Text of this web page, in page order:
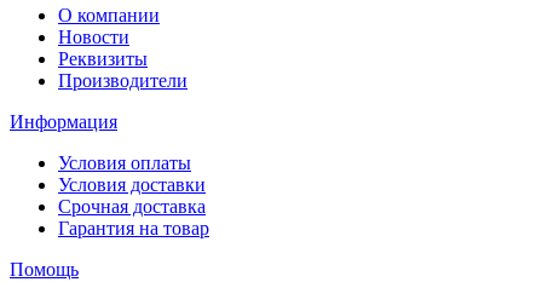
О компании
Новости
Реквизиты
Производители
Информация
Условия оплаты
Условия доставки
Срочная доставка
Гарантия на товар
Помощь